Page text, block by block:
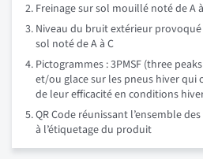
Freinage sur sol mouillé noté de A
Niveau du bruit extérieur
sol noté de A à C
Pictogrammes : 3PMSF (three
et/ou glace sur les pneus hiver qui
de leur efficacité en conditions
QR Code réunissant l’ensemble
à l’étiquetage du produit